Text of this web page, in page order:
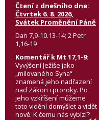
Čtení z dnešního dne:
Čtvrtek 6. 8. 2026,
Svátek Proměnění Páně
Dan 7,9-10.13-14; 2 Petr
1,16-19
Komentář k Mt 17,1-9:
Vyvýšení Ježíše jako
„milovaného Syna“
znamená jeho nadřazení
nad Zákon i proroky. Po
jeho vzkříšení můžeme
toto vidění domýšlet a vidět
nově. K čemu nás vybízí?